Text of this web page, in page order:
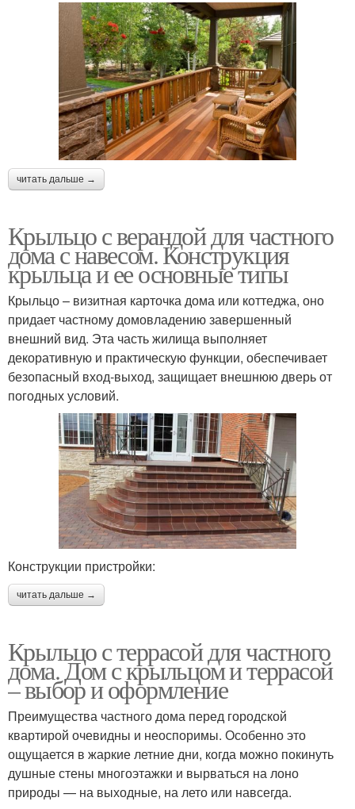
читать дальше →
Крыльцо с верандой для частного
дома с навесом. Конструкция
крыльца и ее основные типы
Крыльцо – визитная карточка дома или коттеджа, оно
придает частному домовладению завершенный
внешний вид. Эта часть жилища выполняет
декоративную и практическую функции, обеспечивает
безопасный вход-выход, защищает внешнюю дверь от
погодных условий.
Конструкции пристройки:
читать дальше →
Крыльцо с террасой для частного
дома. Дом с крыльцом и террасой
– выбор и оформление
Преимущества частного дома перед городской
квартирой очевидны и неоспоримы. Особенно это
ощущается в жаркие летние дни, когда можно покинуть
душные стены многоэтажки и вырваться на лоно
природы — на выходные, на лето или навсегда.